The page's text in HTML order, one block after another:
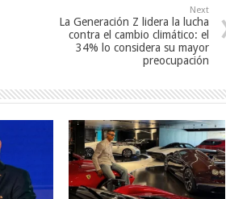
Next
La Generación Z lidera la lucha
contra el cambio climático: el
34% lo considera su mayor
preocupación